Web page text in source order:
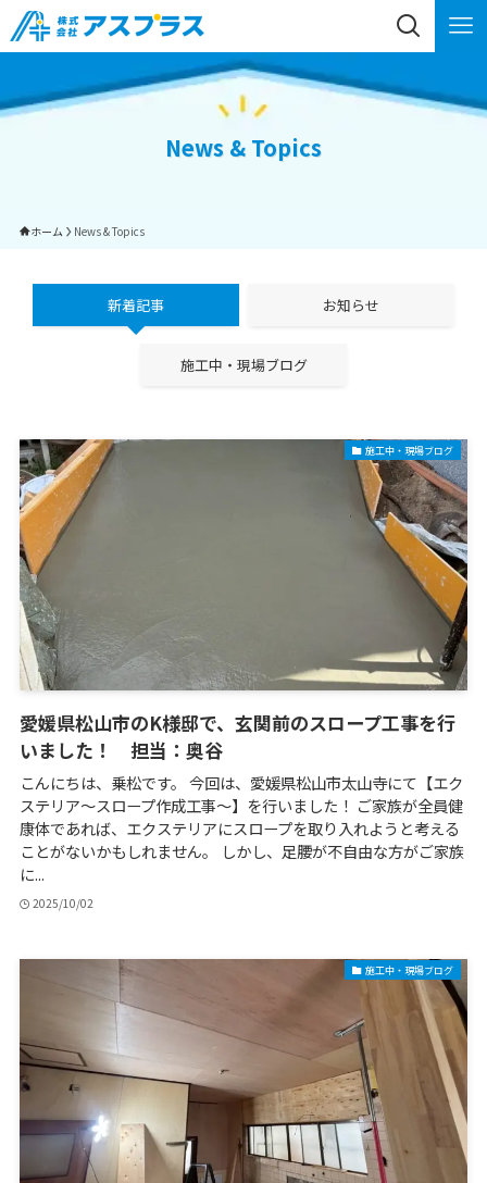
News & Topics
ホーム News & Topics
新着記事 お知らせ
施工中・現場ブログ
施工中・現場ブログ
愛媛県松山市のK様邸で、玄関前のスロープ工事を行
いました！ 担当：奥谷
こんにちは、乗松です。 今回は、愛媛県松山市太山寺にて【エク
ステリア～スロープ作成工事～】を行いました！ ご家族が全員健
康体であれば、エクステリアにスロープを取り入れようと考える
ことがないかもしれません。 しかし、足腰が不自由な方がご家族
に...
2025/10/02
施工中・現場ブログ